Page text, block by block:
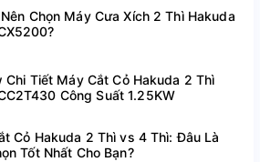
Chọn Máy Cưa Xích 2 Thì Hakuda
Chi Tiết Máy Cắt Cỏ Hakuda 2 Thì
Công Suất 1.25KW
Cỏ Hakuda 2 Thì vs 4 Thì: Đâu Là
Tốt Nhất Cho Bạn?